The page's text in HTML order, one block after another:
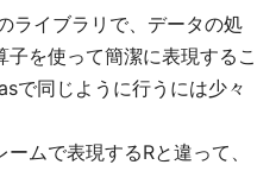
ライブラリで、データの処
を使って簡潔に表現するこ
で同じように行うには少々
ムで表現するRと違って、